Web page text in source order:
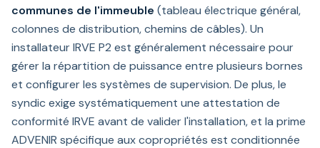
communes de l'immeuble (tableau électrique général,
colonnes de distribution, chemins de câbles). Un
installateur IRVE P2 est généralement nécessaire pour
gérer la répartition de puissance entre plusieurs bornes
et configurer les systèmes de supervision. De plus, le
syndic exige systématiquement une attestation de
conformité IRVE avant de valider l'installation, et la prime
ADVENIR spécifique aux copropriétés est conditionnée